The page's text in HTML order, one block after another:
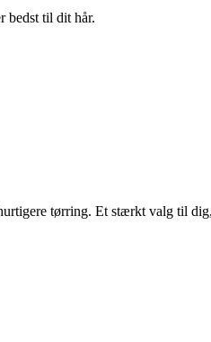
bedst til dit hår.
tørring. Et stærkt valg til